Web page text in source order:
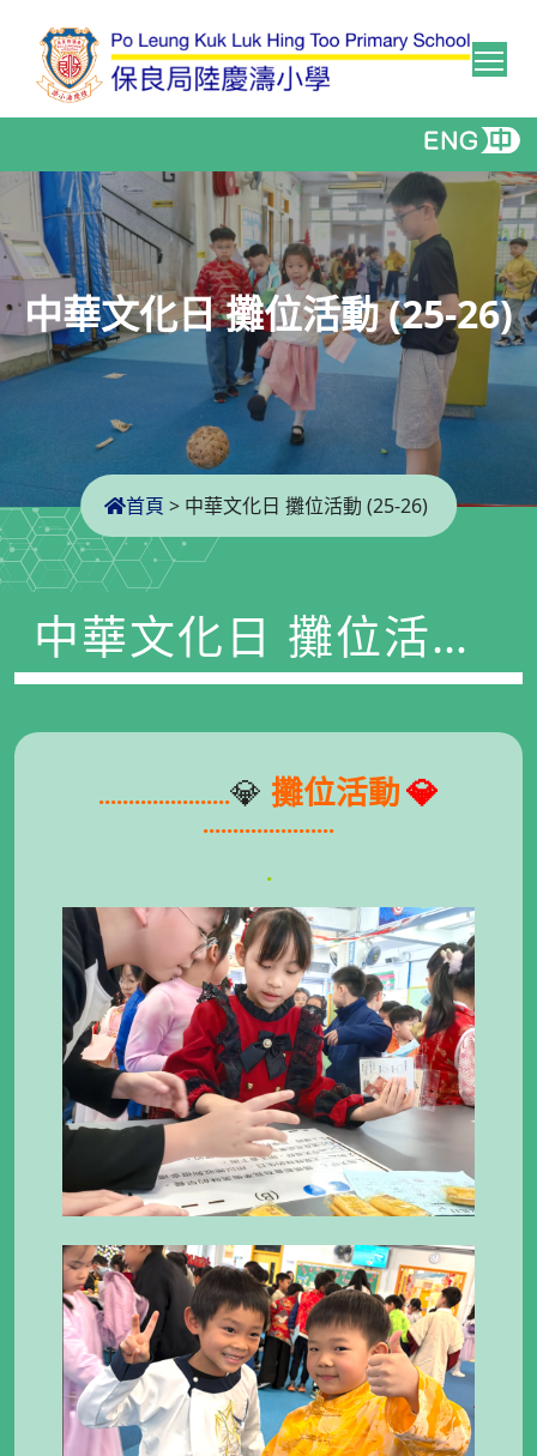
中華文化日 攤位活動 (25-26)
首頁 > 中華文化日 攤位活動 (25-26)
中華文化日 攤位活動
(25-26)
......................💎 攤位活動 💎
......................
.